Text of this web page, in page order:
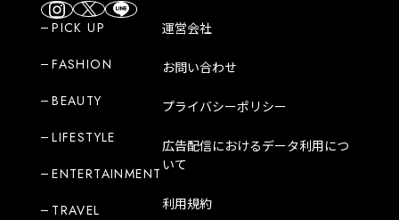
PICK UP
FASHION
BEAUTY
LIFESTYLE
ENTERTAINMENT
TRAVEL
運営会社
お問い合わせ
プライバシーポリシー
広告配信におけるデータ利用につ
いて
利用規約